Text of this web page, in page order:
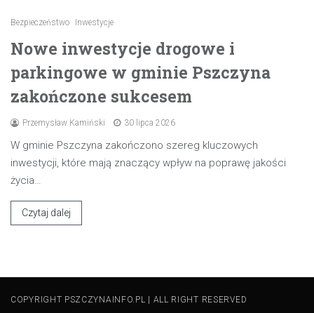
Bezpieczeństwo Inwestycje
Nowe inwestycje drogowe i
parkingowe w gminie Pszczyna
zakończone sukcesem
Przemysław Kamiński 30 lipca 2026
W gminie Pszczyna zakończono szereg kluczowych
inwestycji, które mają znaczący wpływ na poprawę jakości
życia…
Czytaj dalej
COPYRIGHT PSZCZYNAINFO.PL | ALL RIGHT RESERVED